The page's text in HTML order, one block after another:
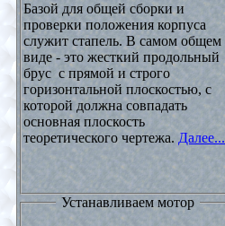
Базой для общей сборки и
проверки положения корпуса
служит стапель. В самом общем
виде - это жесткий продольный
брус с прямой и строго
горизонтальной плоскостью, с
которой должна совпадать
основная плоскость
теоретического чертежа. Далее...
Устанавливаем мотор